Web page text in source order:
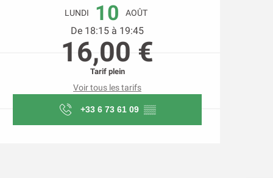
LUNDI 10 AOÛT
De 18:15 à 19:45
16,00 €
Tarif plein
Voir tous les tarifs
+33 6 73 61 09 ▒▒